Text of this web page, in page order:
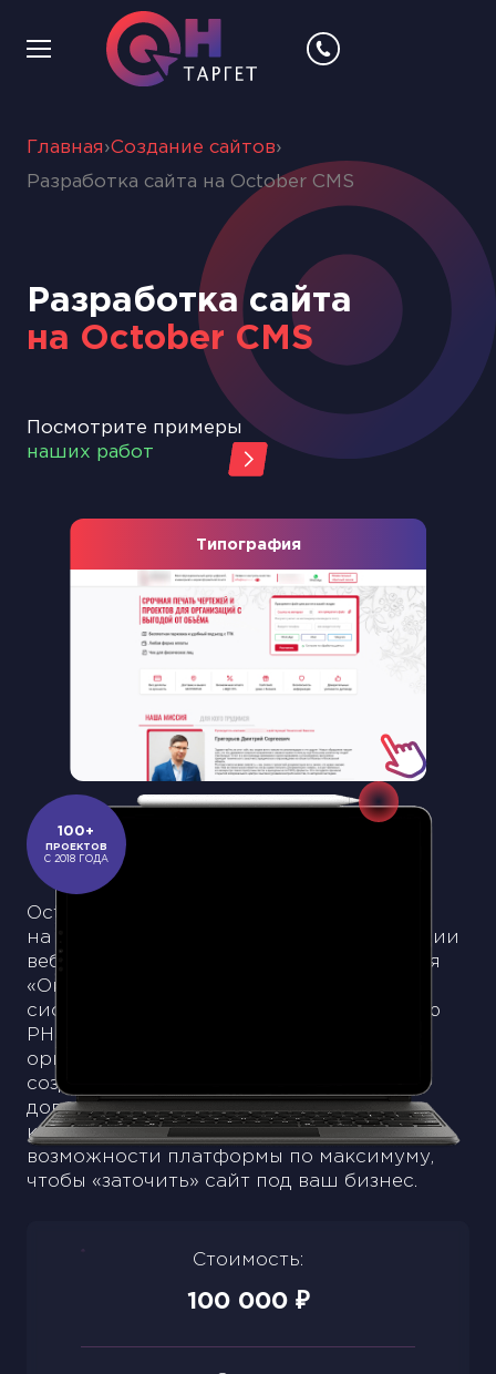
Главная ›Создание сайтов›
Разработка сайта на October CMS
Разработка сайта
на October CMS
October CMS — продвинутый движок
на базе Laravel, созданный для реализации
веб-проектов любой сложности. Сегодня
«Октябрь» является одной из немногих
систем управления сайтом с мощностью
PHP-фреймворка. Поскольку движок
ориентирован на веб-разработчиков,
создание сайта на October CMS лучше
доверить профессионалам — digital-
команде On Target, которая использует
возможности платформы по максимуму,
чтобы «заточить» сайт под ваш бизнес.
Стоимость:
100 000₽
Посмотрите примеры
наших работ
Типография
100+
ПРОЕКТОВ
С 2018 ГОДА